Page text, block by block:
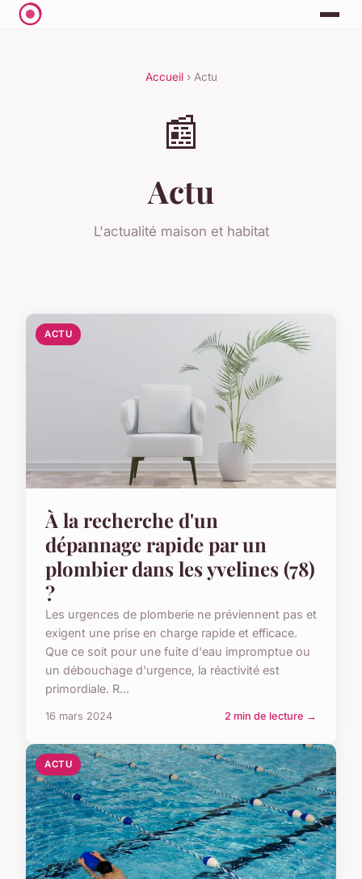
Accueil› Actu
📰
Actu
L'actualité maison et habitat
ACTU
À la recherche d'un
dépannage rapide par un
plombier dans les yvelines (78)
?
Les urgences de plomberie ne préviennent pas et
exigent une prise en charge rapide et efficace.
Que ce soit pour une fuite d'eau impromptue ou
un débouchage d'urgence, la réactivité est
primordiale. R...
16 mars 2024 2 min de lecture →
ACTU